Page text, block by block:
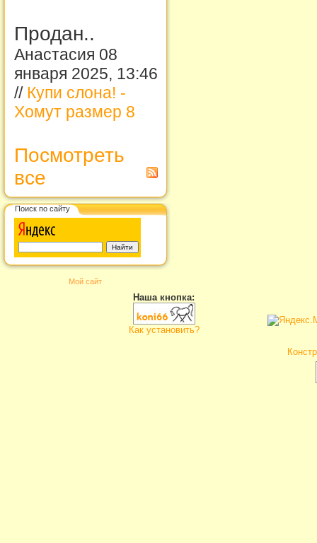
Продан..
Анастасия 08
января 2025, 13:46
// Купи слона! -
Хомут размер 8
Посмотреть
все
Поиск по сайту
Мой сайт
Наша кнопка:
Как установить?